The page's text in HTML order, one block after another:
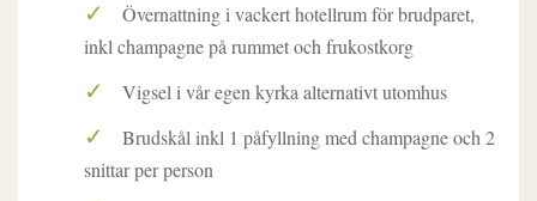
Övernattning i vackert hotellrum för brudparet,
inkl champagne på rummet och frukostkorg
Vigsel i vår egen kyrka alternativt utomhus
Brudskål inkl 1 påfyllning med champagne och 2
snittar per person